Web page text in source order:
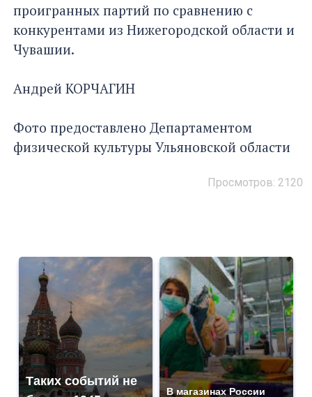
проигранных партий по сравнению с
конкурентами из Нижегородской области и
Чувашии.
Андрей КОРЧАГИН
Фото предоставлено Департаментом
физической культуры Ульяновской области
Просмотров: 2120
Таких событий не
В магазинах России